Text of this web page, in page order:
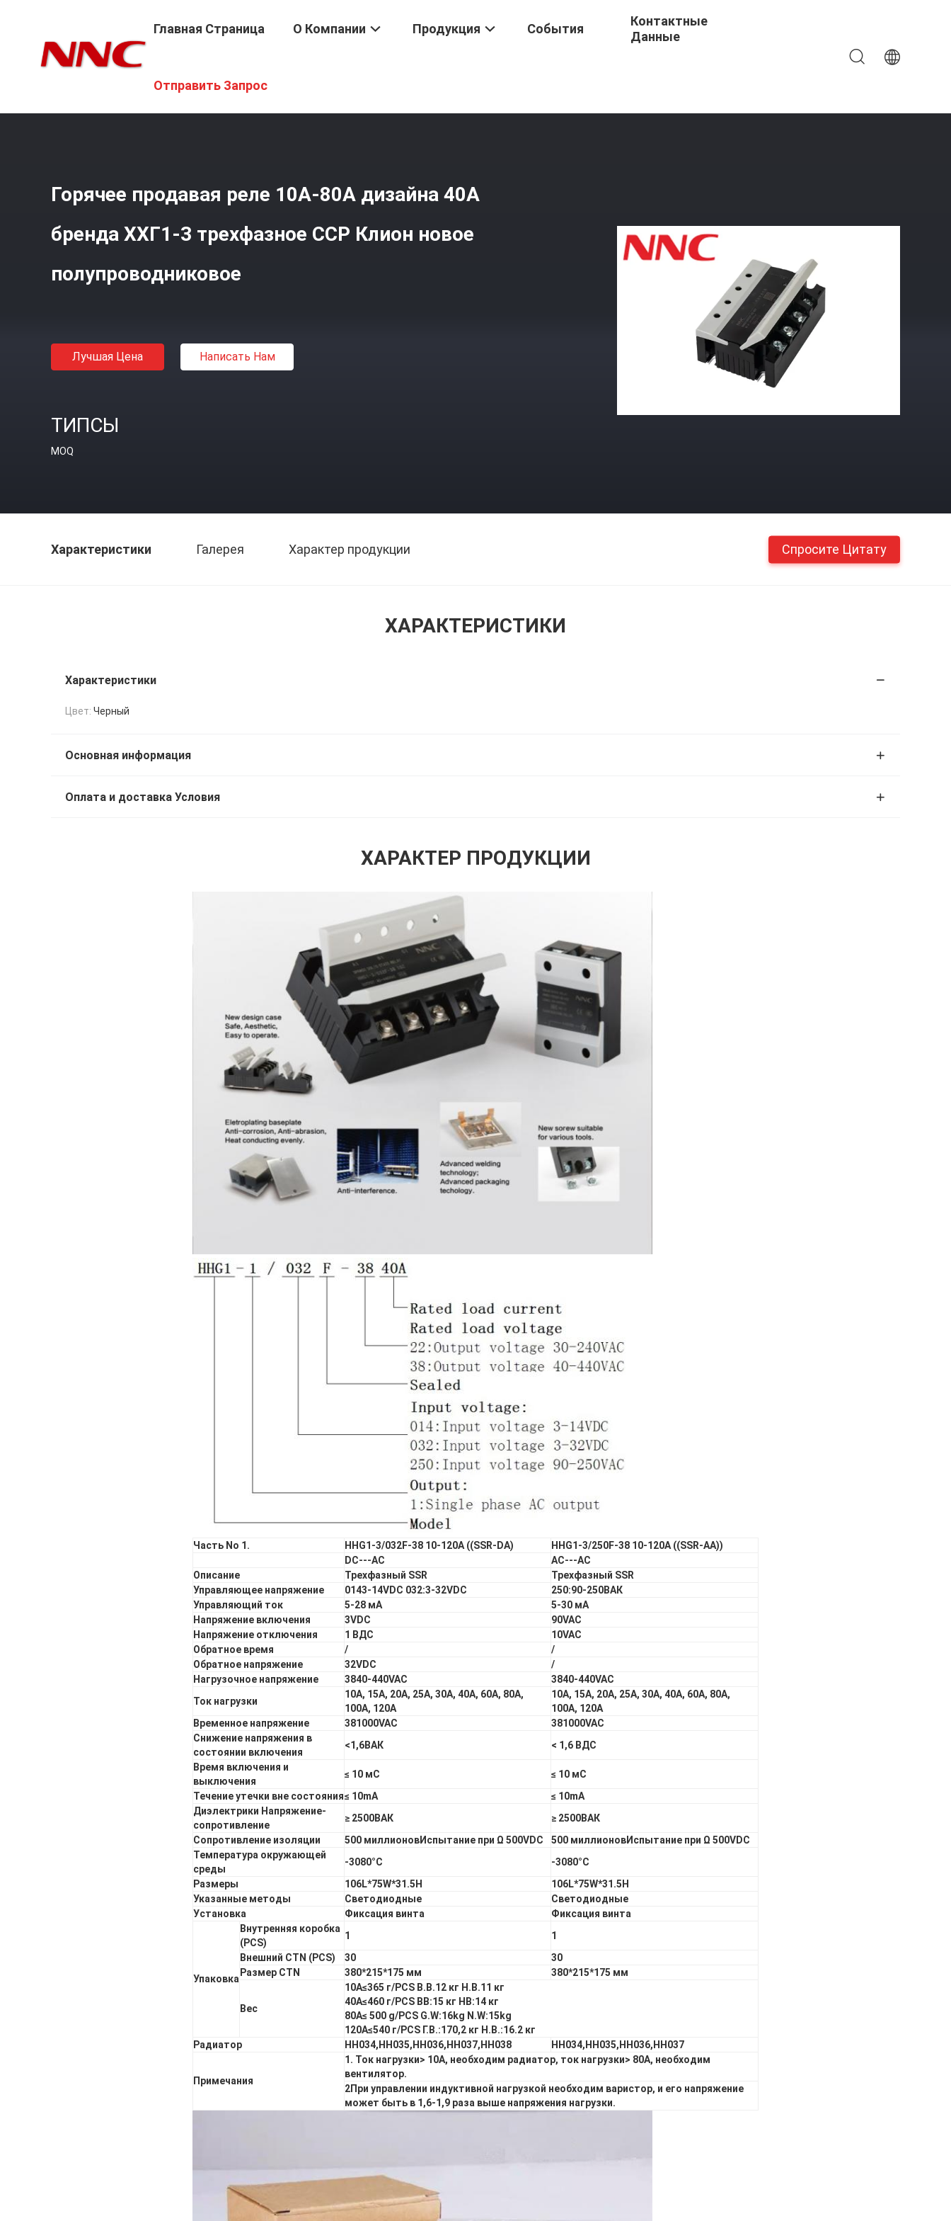
Главная Страница О Компании Продукция События
Контактные
Данные
Отправить Запрос
Горячее продавая реле 10А-80А дизайна 40А
бренда ХХГ1-3 трехфазное ССР Клион новое
полупроводниковое
Лучшая Цена Написать Нам
ТИПСЫ
MOQ
Характеристики Галерея Характер продукции Спросите Цитату
ХАРАКТЕРИСТИКИ
Характеристики
Цвет: Черный
Основная информация
Оплата и доставка Условия
ХАРАКТЕР ПРОДУКЦИИ
Часть No 1. HHG1-3/032F-38 10-120A ((SSR-DA)
HHG1-3/250F-38 10-120A ((SSR-AA))
DC---AC
АС---АС
Описание
Трехфазный SSR
Трехфазный SSR
Управляющее напряжение
0143-14VDC 032:3-32VDC
250:90-250ВАК
Управляющий ток
5-28 мА
5-30 мА
Напряжение включения
3VDC
90VAC
Напряжение отключения
1 ВДС
10VAC
Обратное время
/
/
Обратное напряжение
32VDC
/
Нагрузочное напряжение
3840-440VAC
3840-440VAC
Ток нагрузки
10А, 15А, 20А, 25А, 30А, 40А, 60А, 80А,
100А, 120А
10А, 15А, 20А, 25А, 30А, 40А, 60А, 80А,
100А, 120А
Временное напряжение
381000VAC
381000VAC
Снижение напряжения в
состоянии включения
<1,6ВАК
< 1,6 ВДС
Время включения и
выключения
≤ 10 мС
≤ 10 мС
Течение утечки вне состояния≤ 10mA
≤ 10mA
Диэлектрики Напряжение-
сопротивление
≥ 2500ВАК
≥ 2500ВАК
Сопротивление изоляции
500 миллионовИспытание при Ω 500VDC 500 миллионовИспытание при Ω 500VDC
Температура окружающей
среды
-3080°С -3080°С
Размеры
106L*75W*31.5H
106L*75W*31.5H
Указанные методы
Светодиодные
Светодиодные
Установка
Фиксация винта Фиксация винта
Упаковка
Внутренняя коробка
(PCS)
1
1
Внешний CTN (PCS)
30
30
Размер CTN
380*215*175 мм 380*215*175 мм
Вес
10А≤365 г/PCS В.В.12 кг Н.В.11 кг
40А≤460 г/PCS ВВ:15 кг НВ:14 кг
80А≤ 500 g/PCS G.W:16kg N.W:15kg
120А≤540 г/PCS Г.В.:170,2 кг Н.В.:16.2 кг
Радиатор
HH034,HH035,HH036,HH037,HH038 HH034,HH035,HH036,HH037
Примечания
1. Ток нагрузки> 10А, необходим радиатор, ток нагрузки> 80А, необходим
вентилятор.
2При управлении индуктивной нагрузкой необходим варистор, и его напряжение
может быть в 1,6-1,9 раза выше напряжения нагрузки.